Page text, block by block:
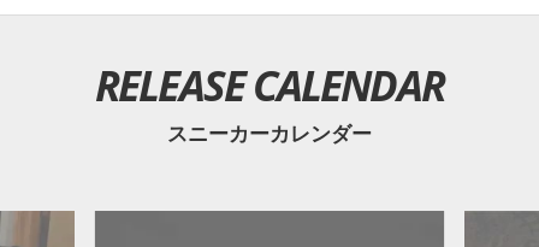
RELEASE CALENDAR
スニーカーカレンダー